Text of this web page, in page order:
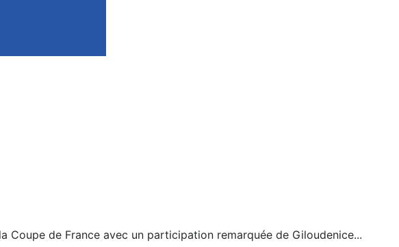
de France avec un participation remarquée de Giloudenice...